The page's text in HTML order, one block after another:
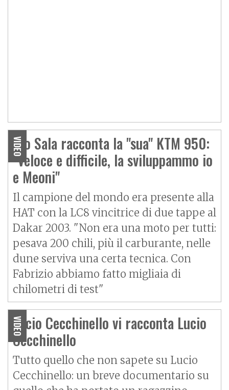
VIDEO
Gio Sala racconta la "sua" KTM 950:
"Veloce e difficile, la sviluppammo io
e Meoni"
Il campione del mondo era presente alla
HAT con la LC8 vincitrice di due tappe al
Dakar 2003. "Non era una moto per tutti:
pesava 200 chili, più il carburante, nelle
dune serviva una certa tecnica. Con
Fabrizio abbiamo fatto migliaia di
chilometri di test"
VIDEO
Lucio Cecchinello vi racconta Lucio
Cecchinello
Tutto quello che non sapete su Lucio
Cecchinello: un breve documentario su